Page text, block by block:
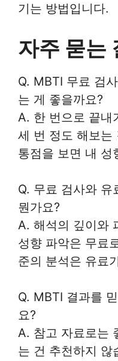
기는 방법입니다.
자주 묻는
Q. MBTI 무료 검
는 게 좋을까요?
A. 한 번으로 끝내
세 번 정도 해보는
통점을 보면 내 성
Q. 무료 검사와 유
뭔가요?
A. 해석의 깊이와
성향 파악은 무료
준의 분석은 유료
Q. MBTI 결과를
요?
A. 참고 자료로는
는 건 추천하지 않